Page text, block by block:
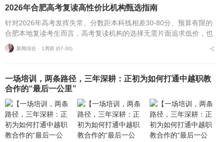
2026年合肥高考复读高性价比机构甄选指南
针对2026年高考发挥失常、分数距本科线相差30-80分、预算有限的
合肥本地复读考生而言，高考复读机构的选择无需片面追求低价，也
不必盲目追捧高价机构。复读择校的核心性价比逻辑，在于收费标
准、配套服务与...
新闻综合 ⋅ 1周前 (07-30)
一场培训，两条路径，三年深耕：正初为如何打通中越职教
合作的“最后一公里”